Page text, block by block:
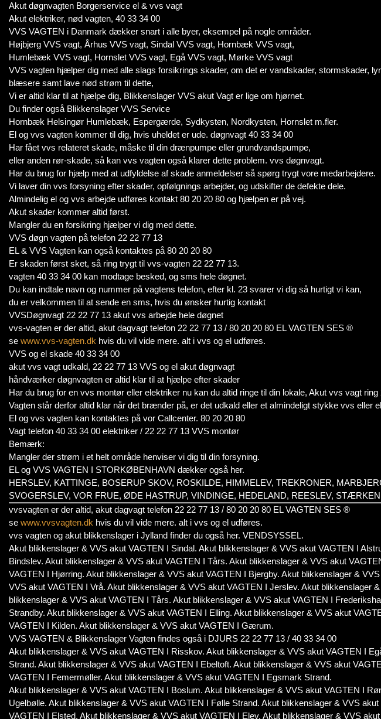
Akut døgnvagten Borgerservice el & vvs vagt
Akut elektriker, nød vagten, 40 33 34 00
VVS VAGTEN i Danmark dækker snart i alle byer, eksempel på nogle områder.
Højbjerg VVS vagt, Århus VVS vagt, Sindal VVS vagt, Hornbæk VVS vagt,
Humlebæk VVS vagt, Hornslet VVS vagt, Egå VVS vagt, Mørke VVS vagt
VVS vagten hjælper dig med alle slags forsikrings skader, om det er vandskader, stormskader,
blæsere samt lave nød strøm til dette,
Vi er altid klar til at hjælpe dig, Blikkenslager VVS akut Vagt er lige om hjørnet.
Du finder også Blikkenslager VVS Service
Hornbæk Helsingør Humlebæk, Espergærde, Sydkysten, Nordkysten, Hornslet m.fler.
El og vvs vagten kommer til dig, hvis uheldet er ude. døgnvagt 40 33 34 00
Har fået vvs relateret skade, måske til din drænpumpe eller grundvandspumpe,
eller anden rør-skade, så kan vvs vagten også klarer dette problem. vvs døgnvagt.
Har du brug for hjælp med at udfyldelse af skade anmeldelser så spørg trygt vore medarbejdere.
Vi laver din vvs forsyning efter skader, opfølgnings arbejder, og udskifter de defekte dele.
Almindelig el og vvs arbejde udføres kontakt 80 20 20 80 og hjælpen er på vej.
Akut skader kommer altid først.
Mangler du en forsikring hjælper vi dig med dette.
VVS døgn vagten på telefon 22 22 77 13
EL & VVS Vagten kan også kontaktes på 80 20 20 80
Er skaden først sket, så ring trygt til vvs-vagten 22 22 77 13.
vagten 40 33 34 00 kan modtage besked, og sms hele døgnet.
Du kan indtale navn og nummer på vagtens telefon, efter kl. 23 svarer vi dig så hurtigt vi kan,
du er velkommen til at sende en sms, hvis du ønsker hurtig kontakt
VVSDøgnvagt 22 22 77 13 akut vvs arbejde hele døgnet
vvs-vagten er der altid, akut dagvagt telefon 22 22 77 13 / 80 20 20 80 EL VAGTEN SES ®
se www.vvs-vagten.dk hvis du vil vide mere. alt i vvs og el udføres.
VVS og el skade 40 33 34 00
akut vvs vagt udkald, 22 22 77 13 VVS og el akut døgnvagt
håndværker døgnvagten er altid klar til at hjælpe efter skader
Har du brug for en vvs montør eller elektriker nu kan du altid ringe til din lokale, Akut vvs vagt
Vagten står derfor altid klar når det brænder på, er det udkald eller et almindeligt stykke vvs eller
El og vvs vagten kan kontaktes på vor Callcenter. 80 20 20 80
Vagt telefon 40 33 34 00 elektriker / 22 22 77 13 VVS montør
Bemærk:
Mangler der strøm i et helt område henviser vi dig til din forsyning.
EL og VVS VAGTEN I STORKØBENHAVN dækker også her.
HERSLEV, KATTINGE, BOSERUP SKOV, ROSKILDE, HIMMELEV, TREKRONER,
SVOGERSLEV, VOR FRUE, ØDE HASTRUP, VINDINGE, HEDELAND, REESLEV,
vvsvagten er der altid, akut dagvagt telefon 22 22 77 13 / 80 20 20 80 EL VAGTEN SES ®
se www.vvsvagten.dk hvis du vil vide mere. alt i vvs og el udføres.
vvs vagten og akut blikkenslager i Jylland finder du også her. VENDSYSSEL.
Akut blikkenslager & VVS akut VAGTEN I Sindal. Akut blikkenslager & VVS akut VAGTEN I
Bindslev. Akut blikkenslager & VVS akut VAGTEN I Tårs. Akut blikkenslager & VVS akut
VAGTEN I Hjørring. Akut blikkenslager & VVS akut VAGTEN I Bjergby. Akut blikkenslager &
VVS akut VAGTEN I Vrå. Akut blikkenslager & VVS akut VAGTEN I Jerslev. Akut
blikkenslager & VVS akut VAGTEN I Tårs. Akut blikkenslager & VVS akut VAGTEN I
Strandby. Akut blikkenslager & VVS akut VAGTEN I Elling. Akut blikkenslager & VVS akut
VAGTEN I Kilden. Akut blikkenslager & VVS akut VAGTEN I Gærum.
VVS VAGTEN & Blikkenslager Vagten findes også i DJURS 22 22 77 13 / 40 33 34 00
Akut blikkenslager & VVS akut VAGTEN I Risskov. Akut blikkenslager & VVS akut VAGTEN I
Strand. Akut blikkenslager & VVS akut VAGTEN I Ebeltoft. Akut blikkenslager & VVS akut
VAGTEN I Femermøller. Akut blikkenslager & VVS akut VAGTEN I Egsmark Strand.
Akut blikkenslager & VVS akut VAGTEN I Boslum. Akut blikkenslager & VVS akut VAGTEN I
Ugelbølle. Akut blikkenslager & VVS akut VAGTEN I Følle Strand. Akut blikkenslager & VVS
VAGTEN I Elsted. Akut blikkenslager & VVS akut VAGTEN I Elev. Akut blikkenslager & VVS